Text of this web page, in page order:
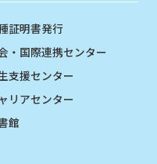
証明書発行
・国際連携センター
支援センター
リアセンター
館